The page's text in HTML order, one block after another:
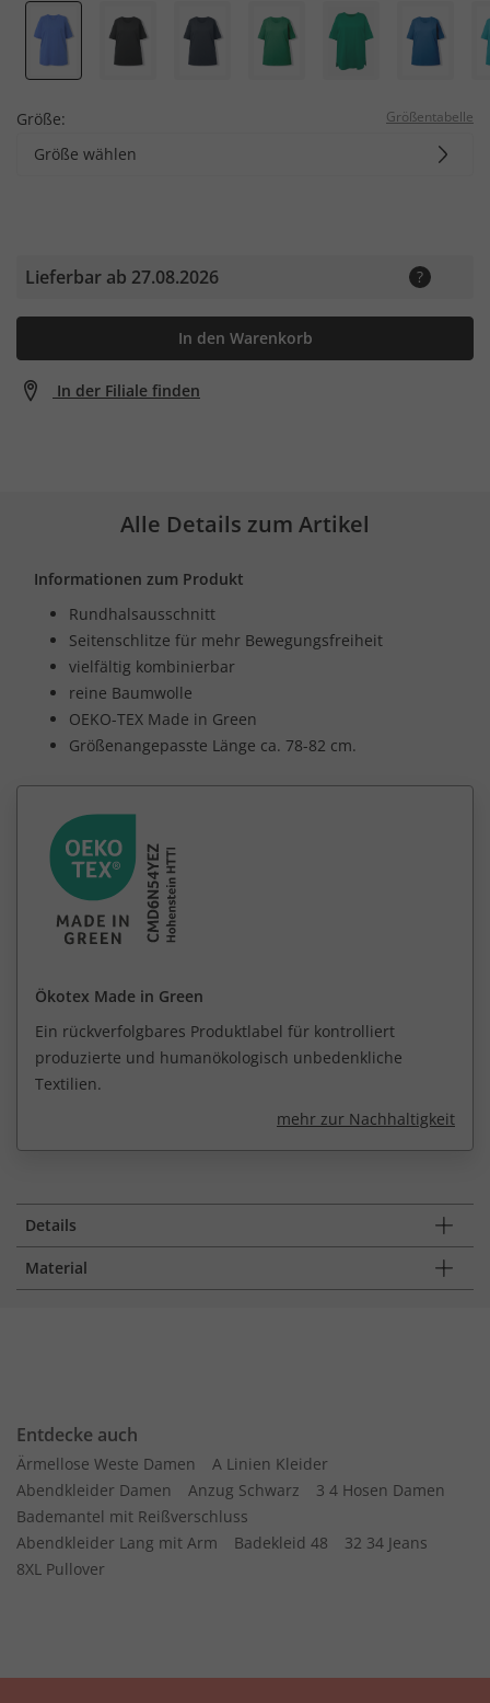
Größe: Größentabelle
Größe wählen
Lieferbar ab 27.08.2026
In den Warenkorb
In der Filiale finden
Alle Details zum Artikel
Informationen zum Produkt
Rundhalsausschnitt
Seitenschlitze für mehr Bewegungsfreiheit
vielfältig kombinierbar
reine Baumwolle
OEKO-TEX Made in Green
Größenangepasste Länge ca. 78-82 cm.
Ökotex Made in Green
Ein rückverfolgbares Produktlabel für kontrolliert
produzierte und humanökologisch unbedenkliche
Textilien.
mehr zur Nachhaltigkeit
Details
Material
Entdecke auch
Ärmellose Weste Damen
A Linien Kleider
Abendkleider Damen
Anzug Schwarz
3 4 Hosen Damen
Bademantel mit Reißverschluss
Abendkleider Lang mit Arm
Badekleid 48
32 34 Jeans
8XL Pullover